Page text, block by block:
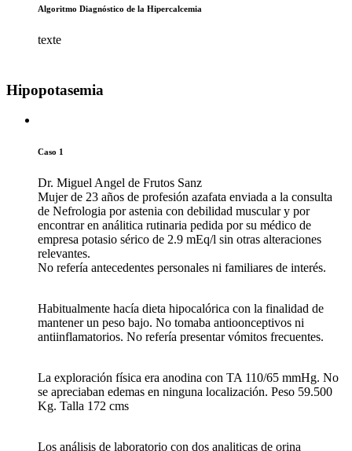
Algoritmo Diagnóstico de la Hipercalcemia
texte
Hipopotasemia
Caso 1
Dr. Miguel Angel de Frutos Sanz
Mujer de 23 años de profesión azafata enviada a la consulta
de Nefrologia por astenia con debilidad muscular y por
encontrar en análitica rutinaria pedida por su médico de
empresa potasio sérico de 2.9 mEq/l sin otras alteraciones
relevantes.
No refería antecedentes personales ni familiares de interés.
Habitualmente hacía dieta hipocalórica con la finalidad de
mantener un peso bajo. No tomaba antioonceptivos ni
antiinflamatorios. No refería presentar vómitos frecuentes.
La exploración física era anodina con TA 110/65 mmHg. No
se apreciaban edemas en ninguna localización. Peso 59.500
Kg. Talla 172 cms
Los análisis de laboratorio con dos analiticas de orina